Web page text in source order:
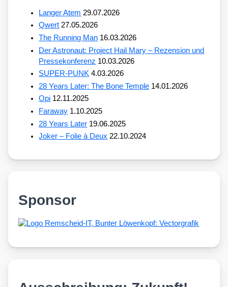
Langer Atem 29.07.2026
Qwert 27.05.2026
The Running Man 16.03.2026
Der Astronaut: Project Hail Mary – Rezension und
Pressekonferenz 10.03.2026
SUPER-PUNK 4.03.2026
28 Years Later: The Bone Temple 14.01.2026
Opi 12.11.2025
Faraway 1.10.2025
28 Years Later 19.06.2025
Joker – Folie à Deux 22.10.2024
Sponsor